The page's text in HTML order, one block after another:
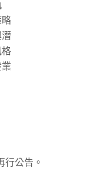
行公告。